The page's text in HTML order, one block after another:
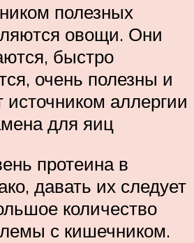
полезных
овощи. Они
быстро
очень полезны и
аллергии
для яиц
протеина в
давать их следует
количество
с кишечником.